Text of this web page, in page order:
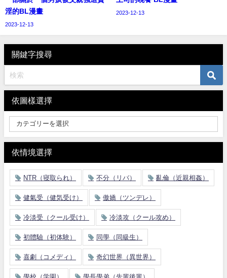
淫的BL漫畫
2023-12-13
2023-12-13
關鍵字搜尋
依圖樣選擇
依情境選擇
NTR（寝取られ） 不分（リバ） 亂倫（近親相姦）
健氣受（健気受け） 傲嬌（ツンデレ）
冷淡受（クール受け） 冷淡攻（クール攻め）
初體驗（初体験） 同學（同級生）
喜劇（コメディ） 奇幻世界（異世界）